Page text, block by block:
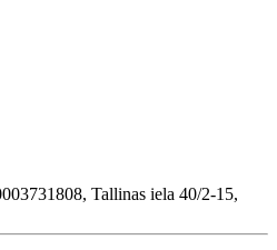
Tallinas iela 40/2-15,